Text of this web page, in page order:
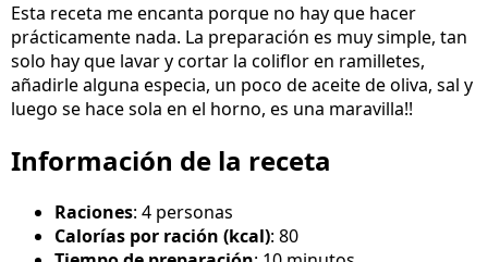
Esta receta me encanta porque no hay que hacer
prácticamente nada. La preparación es muy simple, tan
solo hay que lavar y cortar la coliflor en ramilletes,
añadirle alguna especia, un poco de aceite de oliva, sal y
luego se hace sola en el horno, es una maravilla!!
Información de la receta
Raciones: 4 personas
Calorías por ración (kcal): 80